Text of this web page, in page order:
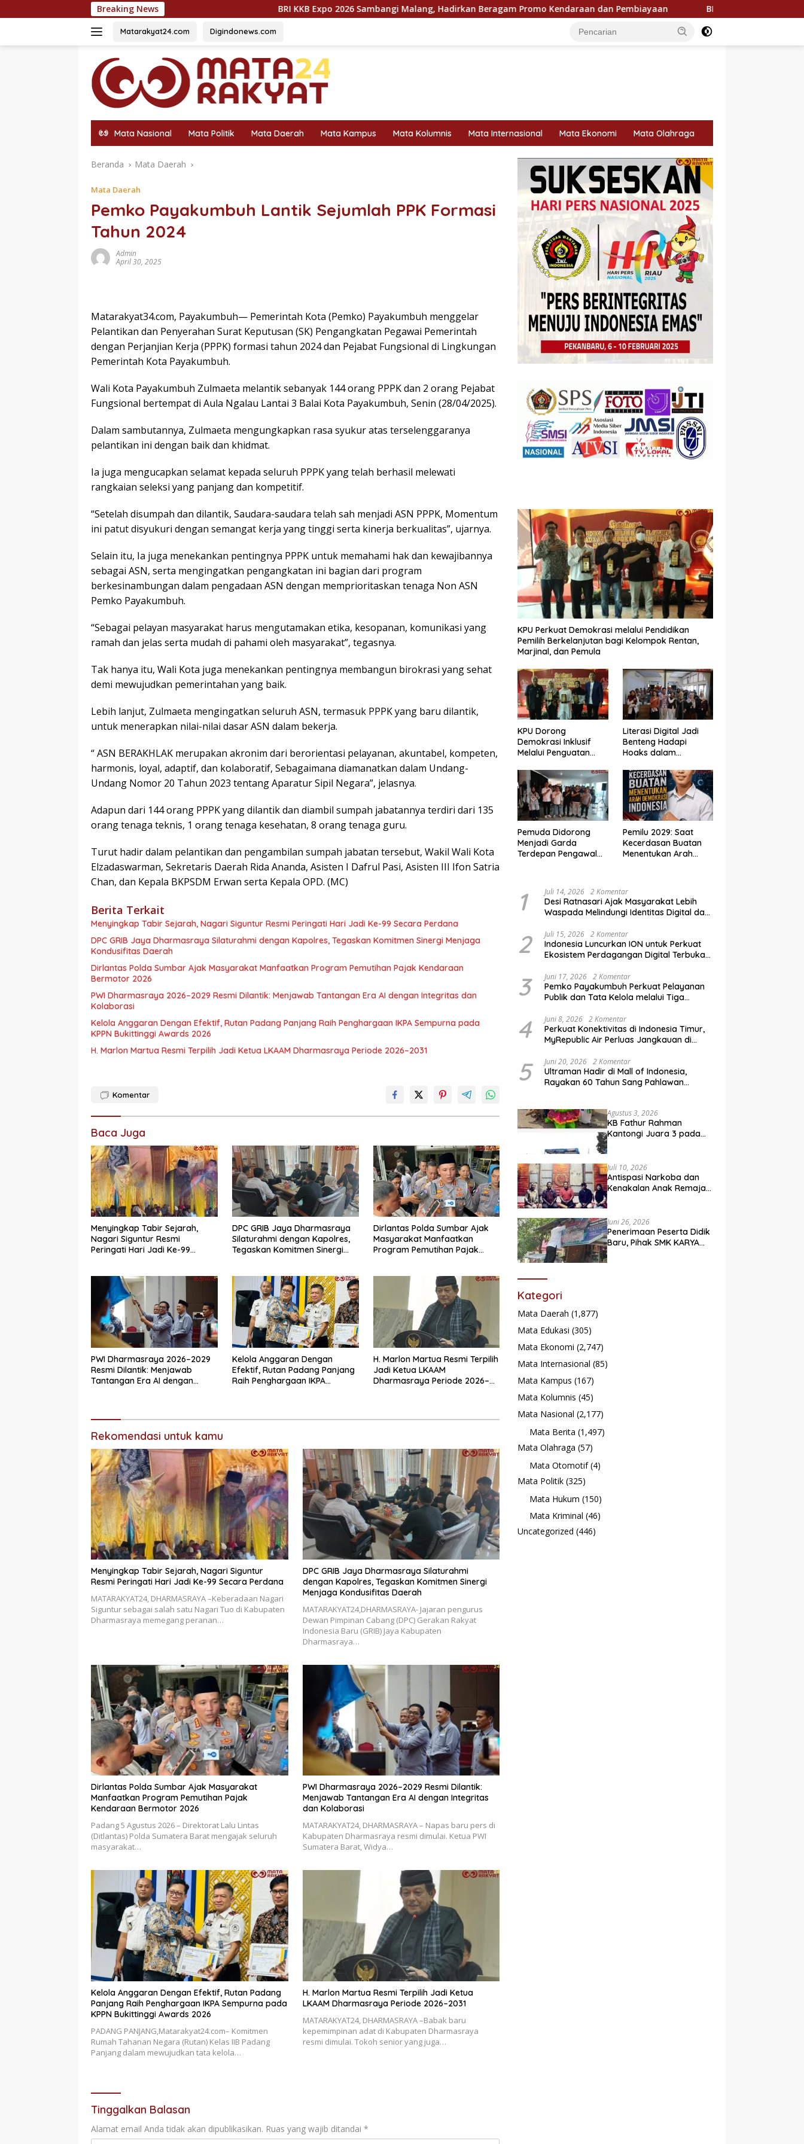
ke
Breaking News BRI KKB Expo 2026 Sambangi Malang, Hadirkan Beragam Promo Kendaraan dan Pembiayaan BRI KKB Expo Hadir di Sumatera Utara,
Matarakyat24.com Digindonews.com
Mata Nasional Mata Politik Mata Daerah Mata Kampus Mata Kolumnis Mata Internasional Mata Ekonomi Mata Olahraga
Beranda Mata Daerah
Mata Daerah
Pemko Payakumbuh Lantik Sejumlah PPK Formasi
Tahun 2024
Admin
April 30, 2025
Matarakyat34.com, Payakumbuh— Pemerintah Kota (Pemko) Payakumbuh menggelar
Pelantikan dan Penyerahan Surat Keputusan (SK) Pengangkatan Pegawai Pemerintah
dengan Perjanjian Kerja (PPPK) formasi tahun 2024 dan Pejabat Fungsional di Lingkungan
Pemerintah Kota Payakumbuh.
Wali Kota Payakumbuh Zulmaeta melantik sebanyak 144 orang PPPK dan 2 orang Pejabat
Fungsional bertempat di Aula Ngalau Lantai 3 Balai Kota Payakumbuh, Senin (28/04/2025).
Dalam sambutannya, Zulmaeta mengungkapkan rasa syukur atas terselenggaranya
pelantikan ini dengan baik dan khidmat.
Ia juga mengucapkan selamat kepada seluruh PPPK yang telah berhasil melewati
rangkaian seleksi yang panjang dan kompetitif.
“Setelah disumpah dan dilantik, Saudara-saudara telah sah menjadi ASN PPPK, Momentum
ini patut disyukuri dengan semangat kerja yang tinggi serta kinerja berkualitas”, ujarnya.
Selain itu, Ia juga menekankan pentingnya PPPK untuk memahami hak dan kewajibannya
sebagai ASN, serta mengingatkan pengangkatan ini bagian dari program
berkesinambungan dalam pengadaan ASN dengan memprioritaskan tenaga Non ASN
Pemko Payakumbuh.
“Sebagai pelayan masyarakat harus mengutamakan etika, kesopanan, komunikasi yang
ramah dan jelas serta mudah di pahami oleh masyarakat”, tegasnya.
Tak hanya itu, Wali Kota juga menekankan pentingnya membangun birokrasi yang sehat
demi mewujudkan pemerintahan yang baik.
Lebih lanjut, Zulmaeta mengingatkan seluruh ASN, termasuk PPPK yang baru dilantik,
untuk menerapkan nilai-nilai dasar ASN dalam bekerja.
“ ASN BERAKHLAK merupakan akronim dari berorientasi pelayanan, akuntabel, kompeten,
harmonis, loyal, adaptif, dan kolaboratif, Sebagaimana diamanatkan dalam Undang-
Undang Nomor 20 Tahun 2023 tentang Aparatur Sipil Negara”, jelasnya.
Adapun dari 144 orang PPPK yang dilantik dan diambil sumpah jabatannya terdiri dari 135
orang tenaga teknis, 1 orang tenaga kesehatan, 8 orang tenaga guru.
Turut hadir dalam pelantikan dan pengambilan sumpah jabatan tersebut, Wakil Wali Kota
Elzadaswarman, Sekretaris Daerah Rida Ananda, Asisten I Dafrul Pasi, Asisten III Ifon Satria
Chan, dan Kepala BKPSDM Erwan serta Kepala OPD. (MC)
Berita Terkait
Menyingkap Tabir Sejarah, Nagari Siguntur Resmi Peringati Hari Jadi Ke-99 Secara Perdana
DPC GRIB Jaya Dharmasraya Silaturahmi dengan Kapolres, Tegaskan Komitmen Sinergi Menjaga
Kondusifitas Daerah
Dirlantas Polda Sumbar Ajak Masyarakat Manfaatkan Program Pemutihan Pajak Kendaraan
Bermotor 2026
PWI Dharmasraya 2026–2029 Resmi Dilantik: Menjawab Tantangan Era AI dengan Integritas dan
Kolaborasi
Kelola Anggaran Dengan Efektif, Rutan Padang Panjang Raih Penghargaan IKPA Sempurna pada
KPPN Bukittinggi Awards 2026
H. Marlon Martua Resmi Terpilih Jadi Ketua LKAAM Dharmasraya Periode 2026–2031
Komentar
Baca Juga
Menyingkap Tabir Sejarah,
Nagari Siguntur Resmi
Peringati Hari Jadi Ke-99
DPC GRIB Jaya Dharmasraya
Silaturahmi dengan Kapolres,
Tegaskan Komitmen Sinergi
Dirlantas Polda Sumbar Ajak
Masyarakat Manfaatkan
Program Pemutihan Pajak
PWI Dharmasraya 2026–2029
Resmi Dilantik: Menjawab
Tantangan Era AI dengan
Kelola Anggaran Dengan
Efektif, Rutan Padang Panjang
Raih Penghargaan IKPA
H. Marlon Martua Resmi Terpilih
Jadi Ketua LKAAM
Dharmasraya Periode 2026–
Rekomendasi untuk kamu
Menyingkap Tabir Sejarah, Nagari Siguntur
Resmi Peringati Hari Jadi Ke-99 Secara Perdana
MATARAKYAT24, DHARMASRAYA –Keberadaan Nagari
Siguntur sebagai salah satu Nagari Tuo di Kabupaten
Dharmasraya memegang peranan…
DPC GRIB Jaya Dharmasraya Silaturahmi
dengan Kapolres, Tegaskan Komitmen Sinergi
Menjaga Kondusifitas Daerah
MATARAKYAT24,DHARMASRAYA- Jajaran pengurus
Dewan Pimpinan Cabang (DPC) Gerakan Rakyat
Indonesia Baru (GRIB) Jaya Kabupaten
Dharmasraya…
Dirlantas Polda Sumbar Ajak Masyarakat
Manfaatkan Program Pemutihan Pajak
Kendaraan Bermotor 2026
Padang 5 Agustus 2026 – Direktorat Lalu Lintas
(Ditlantas) Polda Sumatera Barat mengajak seluruh
masyarakat…
PWI Dharmasraya 2026–2029 Resmi Dilantik:
Menjawab Tantangan Era AI dengan Integritas
dan Kolaborasi
MATARAKYAT24, DHARMASRAYA – Napas baru pers di
Kabupaten Dharmasraya resmi dimulai. Ketua PWI
Sumatera Barat, Widya…
Kelola Anggaran Dengan Efektif, Rutan Padang
Panjang Raih Penghargaan IKPA Sempurna pada
KPPN Bukittinggi Awards 2026
PADANG PANJANG,Matarakyat24.com– Komitmen
Rumah Tahanan Negara (Rutan) Kelas IIB Padang
Panjang dalam mewujudkan tata kelola…
H. Marlon Martua Resmi Terpilih Jadi Ketua
LKAAM Dharmasraya Periode 2026–2031
MATARAKYAT24, DHARMASRAYA –Babak baru
kepemimpinan adat di Kabupaten Dharmasraya
resmi dimulai. Tokoh senior yang juga…
Tinggalkan Balasan
Alamat email Anda tidak akan dipublikasikan. Ruas yang wajib ditandai *
KPU Perkuat Demokrasi melalui Pendidikan
Pemilih Berkelanjutan bagi Kelompok Rentan,
Marjinal, dan Pemula
KPU Dorong
Demokrasi Inklusif
Melalui Penguatan
dalam Pendidikan
Pemilih
Literasi Digital Jadi
Benteng Hadapi
Hoaks dalam
Berkelanjutan
Pemuda Didorong
Menjadi Garda
Terdepan Pengawal
Pemilu 2029: Saat
Kecerdasan Buatan
Menentukan Arah
1 Juli 14, 2026 2 Komentar
Desi Ratnasari Ajak Masyarakat Lebih
Waspada Melindungi Identitas Digital dan
2 Juli 15, 2026 2 Komentar
Indonesia Luncurkan ION untuk Perkuat
Ekosistem Perdagangan Digital Terbuka
3 Juni 17, 2026 2 Komentar
Pemko Payakumbuh Perkuat Pelayanan
Publik dan Tata Kelola melalui Tiga
4 Juni 8, 2026 2 Komentar
Perkuat Konektivitas di Indonesia Timur,
MyRepublic Air Perluas Jangkauan di
5 Juni 20, 2026 2 Komentar
Ultraman Hadir di Mall of Indonesia,
Rayakan 60 Tahun Sang Pahlawan
Agustus 3, 2026
KB Fathur Rahman
Kantongi Juara 3 pada
Juli 10, 2026
Antispasi Narkoba dan
Kenakalan Anak Remaja,
Surau
Juni 26, 2026
Penerimaan Peserta Didik
Baru, Pihak SMK KARYA
Kategori
Mata Daerah (1,877)
Mata Edukasi (305)
Mata Ekonomi (2,747)
Mata Internasional (85)
Mata Kampus (167)
Mata Kolumnis (45)
Mata Nasional (2,177)
Mata Berita (1,497)
Mata Olahraga (57)
Mata Otomotif(4)
Mata Politik (325)
Mata Hukum (150)
Mata Kriminal (46)
Uncategorized (446)